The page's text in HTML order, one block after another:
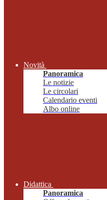
Novità
Panoramica
Le notizie
Le circolari
Calendario eventi
Albo online
Didattica
Panoramica